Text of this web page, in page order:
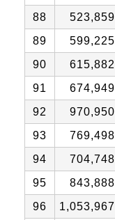
88
523,859
89
599,225
90
615,882
91
674,949
92
970,950
93
769,498
94
704,748
95
843,888
96
1,053,967